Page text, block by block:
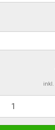
inkl.